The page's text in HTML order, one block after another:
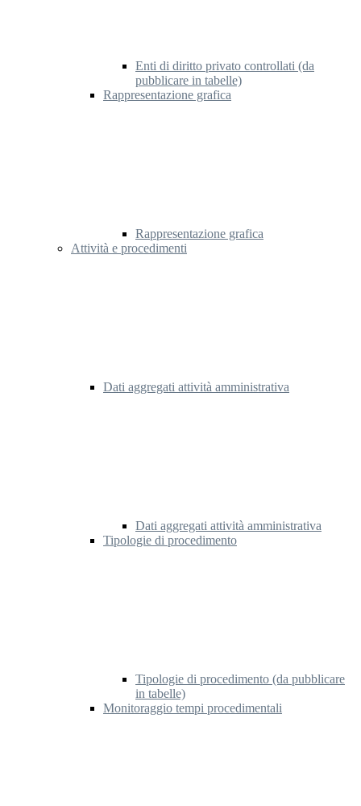
Enti di diritto privato controllati (da
pubblicare in tabelle)
Rappresentazione grafica
Rappresentazione grafica
Attività e procedimenti
Dati aggregati attività amministrativa
Dati aggregati attività amministrativa
Tipologie di procedimento
Tipologie di procedimento (da pubblicare
in tabelle)
Monitoraggio tempi procedimentali